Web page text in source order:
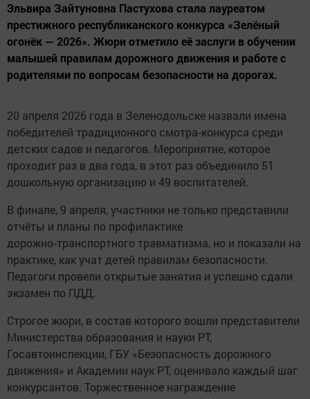
Эльвира Зайтуновна Пастухова стала лауреатом
престижного республиканского конкурса «Зелёный
огонёк — 2026». Жюри отметило её заслуги в обучении
малышей правилам дорожного движения и работе с
родителями по вопросам безопасности на дорогах.
20 апреля 2026 года в Зеленодольске назвали имена
победителей традиционного смотра‑конкурса среди
детских садов и педагогов. Мероприятие, которое
проходит раз в два года, в этот раз объединило 51
дошкольную организацию и 49 воспитателей.
В финале, 9 апреля, участники не только представили
отчёты и планы по профилактике
дорожно‑транспортного травматизма, но и показали на
практике, как учат детей правилам безопасности.
Педагоги провели открытые занятия и успешно сдали
экзамен по ПДД.
Строгое жюри, в состав которого вошли представители
Министерства образования и науки РТ,
Госавтоинспекции, ГБУ «Безопасность дорожного
движения» и Академии наук РТ, оценивало каждый шаг
конкурсантов. Торжественное награждение